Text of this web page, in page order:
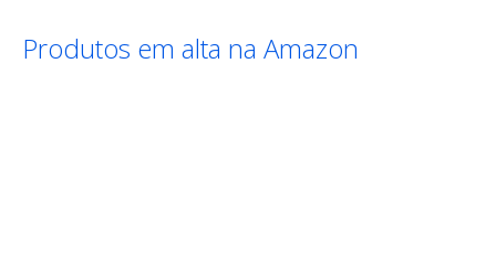
Produtos em alta na Amazon